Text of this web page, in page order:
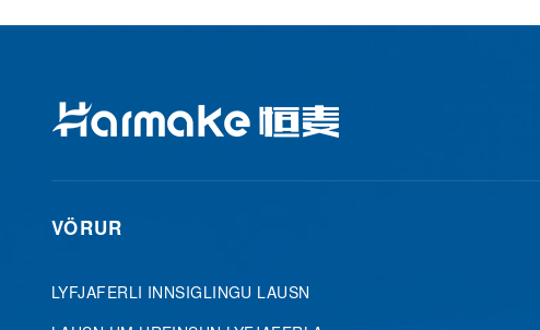
VÖRUR
LYFJAFERLI INNSIGLINGU LAUSN